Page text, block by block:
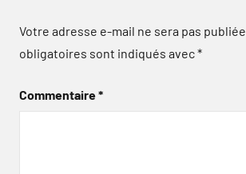
Votre adresse e-mail ne sera pas publiée.
obligatoires sont indiqués avec*
Commentaire*